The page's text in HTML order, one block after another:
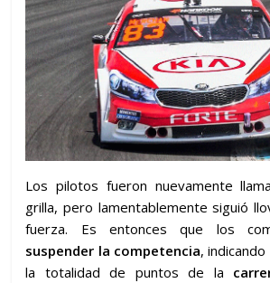
Los pilotos fueron nuevamente
grilla, pero lamentablemente siguió
fuerza. Es entonces que los
suspender la competencia,
la totalidad de puntos de la